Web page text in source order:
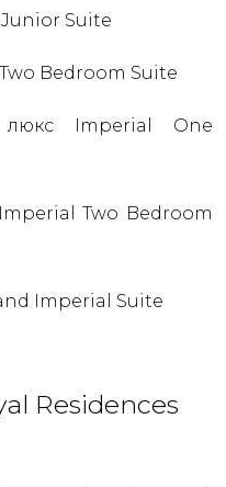
Suite
Bedroom Suite
Imperial One
Two Bedroom
Imperial Suite
Residences